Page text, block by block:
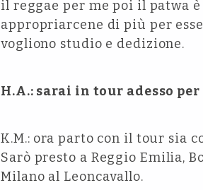
il reggae per me poi il patwa
appropriarcene di più per
vogliono studio e dedizione.
H.A.: sarai in tour adesso
K.M.: ora parto con il tour sia
Sarò presto a Reggio Emilia,
Milano al Leoncavallo.